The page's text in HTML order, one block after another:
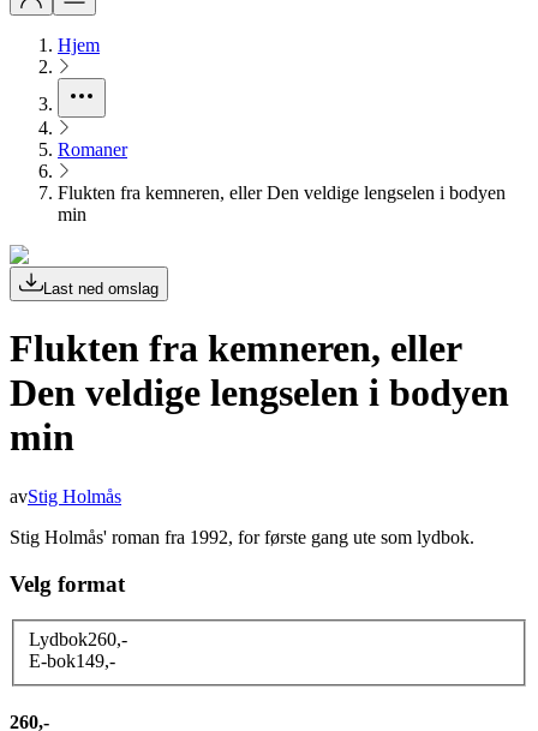
Hjem
Romaner
Flukten fra kemneren, eller Den veldige lengselen i bodyen
min
Last ned omslag
Flukten fra kemneren, eller
Den veldige lengselen i bodyen
min
avStig Holmås
Stig Holmås' roman fra 1992, for første gang ute som lydbok.
Velg format
Lydbok260,-
E-bok149,-
260,-